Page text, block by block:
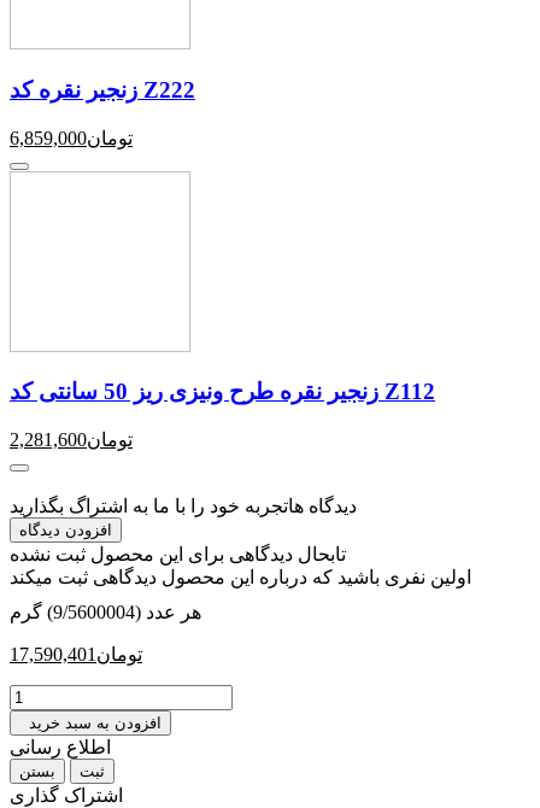
زنجیر نقره کد Z222
6,859,000تومان
زنجیر نقره طرح ونیزی ریز 50 سانتی کد Z112
2,281,600تومان
دیدگاه هاتجربه خود را با ما به اشتراگ بگذارید
افزودن دیدگاه
تابحال دیدگاهی برای این محصول ثبت نشده
اولین نفری باشید که درباره این محصول دیدگاهی ثبت میکند
هر عدد (9/5600004) گرم
17,590,401 تومان
افزودن به سبد خرید
اطلاع رسانی
بستن
اشتراک گذاری